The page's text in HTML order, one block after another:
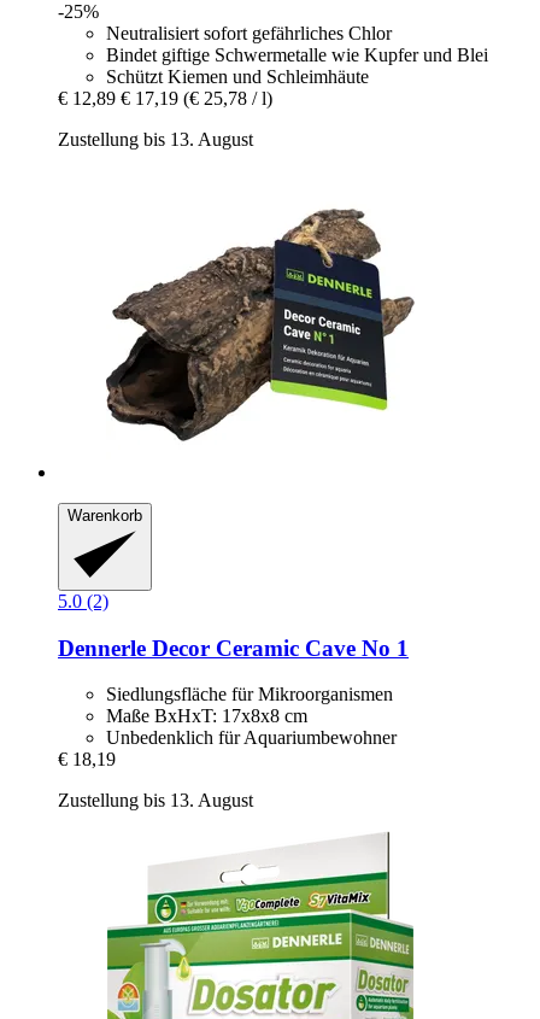
-25%
Neutralisiert sofort gefährliches Chlor
Bindet giftige Schwermetalle wie Kupfer und Blei
Schützt Kiemen und Schleimhäute
€ 12,89 € 17,19 (€ 25,78 / l)
Zustellung bis 13. August
Warenkorb
5.0 (2)
Dennerle Decor Ceramic Cave No 1
Siedlungsfläche für Mikroorganismen
Maße BxHxT: 17x8x8 cm
Unbedenklich für Aquariumbewohner
€ 18,19
Zustellung bis 13. August